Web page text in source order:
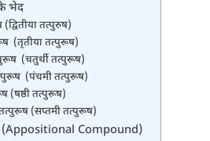
भेद
तत्पुरुष)
(तृतीया तत्पुरूष)
(चतुर्थी तत्पुरूष)
(पंचमी तत्पुरूष)
(षष्ठी तत्पुरूष)
(सप्तमी तत्पुरूष)
(Appositional Compound)